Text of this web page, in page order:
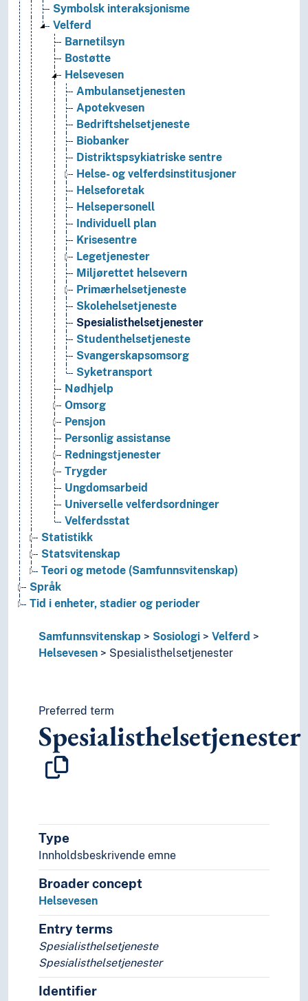
Symbolsk interaksjonisme
Velferd
Barnetilsyn
Bostøtte
Helsevesen
Ambulansetjenesten
Apotekvesen
Bedriftshelsetjeneste
Biobanker
Distriktspsykiatriske sentre
Helse- og velferdsinstitusjoner
Helseforetak
Helsepersonell
Individuell plan
Krisesentre
Legetjenester
Miljørettet helsevern
Primærhelsetjeneste
Skolehelsetjeneste
Spesialisthelsetjenester
Studenthelsetjeneste
Svangerskapsomsorg
Syketransport
Nødhjelp
Omsorg
Pensjon
Personlig assistanse
Redningstjenester
Trygder
Ungdomsarbeid
Universelle velferdsordninger
Velferdsstat
Statistikk
Statsvitenskap
Teori og metode (Samfunnsvitenskap)
Språk
Tid i enheter, stadier og perioder
Samfunnsvitenskap Sosiologi
Velferd
Helsevesen
Spesialisthelsetjenester
Preferred term
Spesialisthelsetjenester
Type
Innholdsbeskrivende emne
Broader concept
Helsevesen
Entry terms
Spesialisthelsetjeneste
Spesialisthelsetjenester
Identifier